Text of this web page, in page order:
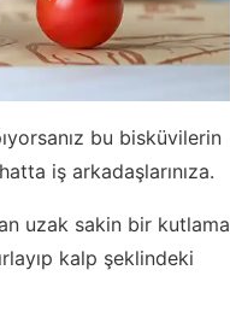
bu bisküvilerin
iş arkadaşlarınıza.
uzak sakin bir kutlama
kalp şeklindeki